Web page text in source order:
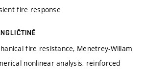
fire response
fire resistance, Menetrey-Willam
nonlinear analysis, reinforced